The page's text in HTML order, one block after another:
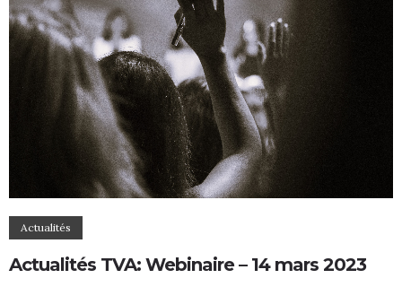
Actualités
Actualités TVA: Webinaire – 14 mars 2023